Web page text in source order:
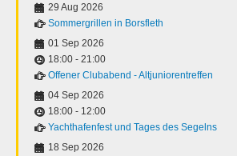
29 Aug 2026
Sommergrillen in Borsfleth
01 Sep 2026
18:00 - 21:00
Offener Clubabend - Altjuniorentreffen
04 Sep 2026
18:00 - 12:00
Yachthafenfest und Tages des Segelns
18 Sep 2026